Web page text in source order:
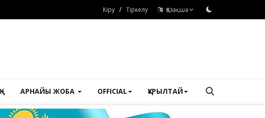
Кіру / Тіркелу Қазақша
АРНАЙЫ ЖОБА OFFICIAL ҚҰРЫЛТАЙ